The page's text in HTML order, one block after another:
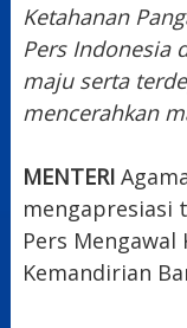
Ketahanan
Pers Indonesia
maju serta
mencerahkan
MENTERI
mengapresiasi
Pers
Kemandirian